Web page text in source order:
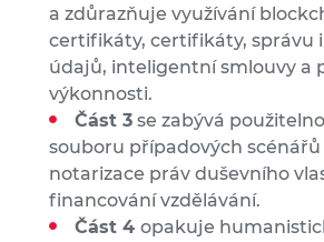
a zdůrazňuje využívání
certifikáty, certifikáty, správu
údajů, inteligentní smlouvy a
výkonnosti.
Část 3 se zabývá
souboru případových
notarizace práv duševního
financování vzdělávání.
Část 4 opakuje